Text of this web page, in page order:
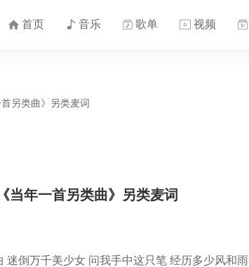
首页 音乐 歌单 视频
另类曲》另类麦词
《当年一首另类曲》另类麦词
迷倒万千美少女 问我手中这只笔 经历多少风和雨